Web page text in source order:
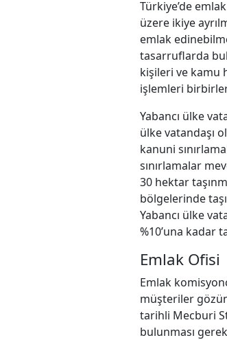
Türkiye’de
üzere ikiye
emlak
tasarruflarda
kişileri ve kamu
işlemleri
Yabancı ülke
ülke vatandaşı
kanuni
sınırlamalar
30 hektar
bölgelerinde
Yabancı ülke
%10’una kadar
Emlak Ofisi
Emlak
müşteriler
tarihli Mecburi
bulunması